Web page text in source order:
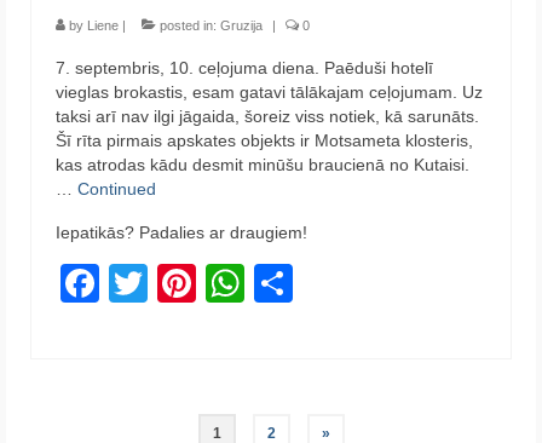
by Liene | posted in: Gruzija | 0
7. septembris, 10. ceļojuma diena. Paēduši hotelī
vieglas brokastis, esam gatavi tālākajam ceļojumam. Uz
taksi arī nav ilgi jāgaida, šoreiz viss notiek, kā sarunāts.
Šī rīta pirmais apskates objekts ir Motsameta klosteris,
kas atrodas kādu desmit minūšu braucienā no Kutaisi.
Continued
Iepatikās? Padalies ar draugiem!
Facebook
TwitterPinterest
WhatsApp
1 2 »